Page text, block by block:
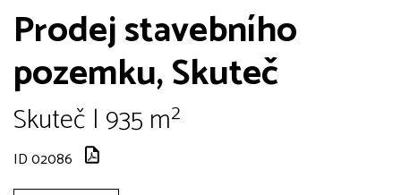
Prodej stavebního
pozemku, Skuteč
Skuteč | 935 m²
ID 02086